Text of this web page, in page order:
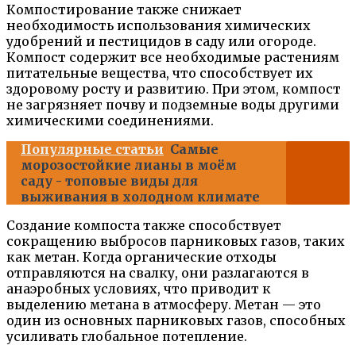
Компостирование также снижает
необходимость использования химических
удобрений и пестицидов в саду или огороде.
Компост содержит все необходимые растениям
питательные вещества, что способствует их
здоровому росту и развитию. При этом, компост
не загрязняет почву и подземные воды другими
химическими соединениями.
Популярные статьи Самые
морозостойкие лианы в моём
саду - топовые виды для
выживания в холодном климате
Создание компоста также способствует
сокращению выбросов парниковых газов, таких
как метан. Когда органические отходы
отправляются на свалку, они разлагаются в
анаэробных условиях, что приводит к
выделению метана в атмосферу. Метан — это
один из основных парниковых газов, способных
усиливать глобальное потепление.